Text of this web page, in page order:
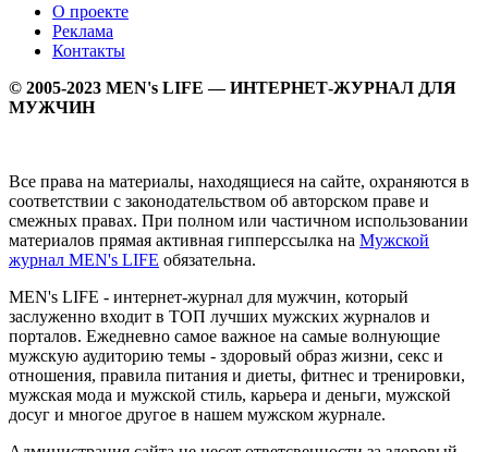
О проекте
Реклама
Контакты
© 2005-2023 MEN's LIFE — ИНТЕРНЕТ-ЖУРНАЛ ДЛЯ
МУЖЧИН
Все права на материалы, находящиеся на сайте, охраняются в
соответствии с законодательством об авторском праве и
смежных правах. При полном или частичном использовании
материалов прямая активная гипперссылка на Мужской
журнал MEN's LIFE обязательна.
MEN's LIFE - интернет-журнал для мужчин, который
заслуженно входит в ТОП лучших мужских журналов и
порталов. Ежедневно самое важное на самые волнующие
мужскую аудиторию темы - здоровый образ жизни, секс и
отношения, правила питания и диеты, фитнес и тренировки,
мужская мода и мужской стиль, карьера и деньги, мужской
досуг и многое другое в нашем мужском журнале.